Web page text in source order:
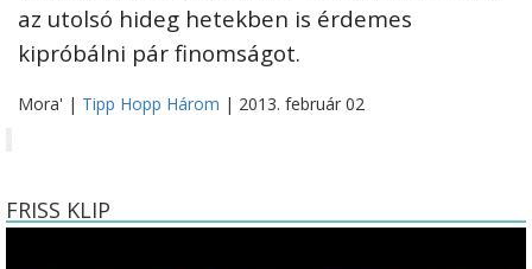
az utolsó hideg hetekben is érdemes
kipróbálni pár finomságot.
Mora' | Tipp Hopp Három | 2013. február 02
FRISS KLIP